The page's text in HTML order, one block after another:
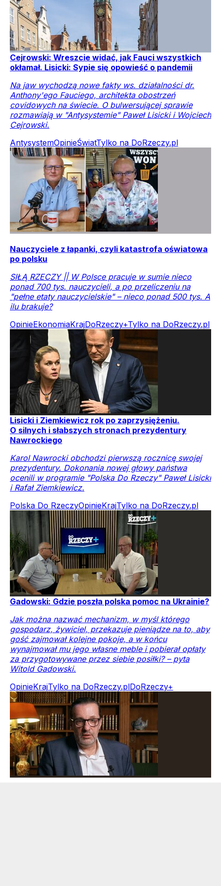
Cejrowski: Wreszcie widać, jak Fauci wszystkich
okłamał. Lisicki: Sypie się opowieść o pandemii
Na jaw wychodzą nowe fakty ws. działalności dr.
Anthony'ego Fauciego, architekta obostrzeń
covidowych na świecie. O bulwersującej sprawie
rozmawiają w "Antysystemie" Paweł Lisicki i Wojciech
Cejrowski.
AntysystemOpinieŚwiatTylko na DoRzeczy.pl
Nauczyciele z łapanki, czyli katastrofa oświatowa
po polsku
SIŁĄ RZECZY || W Polsce pracuje w sumie nieco
ponad 700 tys. nauczycieli, a po przeliczeniu na
"pełne etaty nauczycielskie" – nieco ponad 500 tys. A
ilu brakuje?
OpinieEkonomiaKrajDoRzeczy+Tylko na DoRzeczy.pl
Lisicki i Ziemkiewicz rok po zaprzysiężeniu.
O silnych i słabszych stronach prezydentury
Nawrockiego
Karol Nawrocki obchodzi pierwszą rocznicę swojej
prezydentury. Dokonania nowej głowy państwa
ocenili w programie "Polska Do Rzeczy" Paweł Lisicki
i Rafał Ziemkiewicz.
Polska Do RzeczyOpinieKrajTylko na DoRzeczy.pl
Gadowski: Gdzie poszła polska pomoc na Ukrainie?
Jak można nazwać mechanizm, w myśl którego
gospodarz, żywiciel, przekazuje pieniądze na to, aby
gość zajmował kolejne pokoje, a w końcu
wynajmował mu jego własne meble i pobierał opłaty
za przygotowywane przez siebie posiłki? – pyta
Witold Gadowski.
OpinieKrajTylko na DoRzeczy.plDoRzeczy+